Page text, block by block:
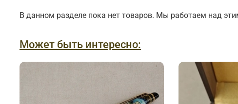
Подарки брокеру
В данном разделе пока нет товаров. Мы работаем над
Может быть интересно: